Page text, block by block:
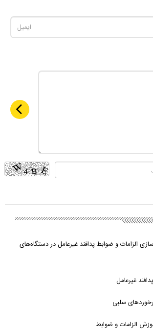
الزامات و ضوابط پدافند غیرعامل در دستگاه‌های
غیرعامل
سلبی
الزامات و ضوابط